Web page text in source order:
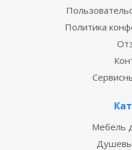
Политика
Мебель